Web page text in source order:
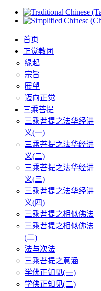
首页
正觉教团
缘起
宗旨
展望
迈向正觉
三乘菩提
三乘菩提之法华经讲
义(一)
三乘菩提之法华经讲
义(二)
三乘菩提之法华经讲
义(三)
三乘菩提之法华经讲
义(四)
三乘菩提之相似佛法
三乘菩提之相似佛法
(二)
法与次法
三乘菩提之意涵
学佛正知见(一)
学佛正知见(二)